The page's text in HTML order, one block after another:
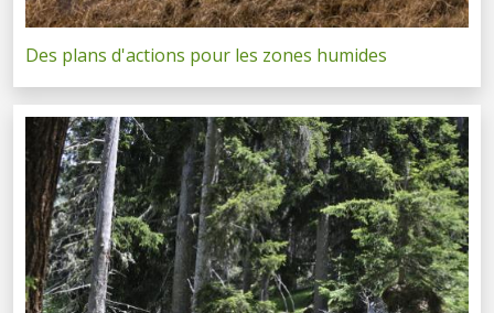
Des plans d'actions pour les zones humides